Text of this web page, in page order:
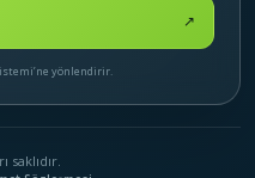
↗
yönlendirir.
saklıdır.